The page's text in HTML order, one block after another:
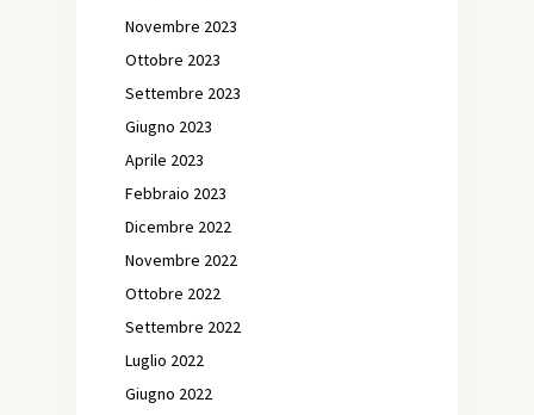
Novembre 2023
Ottobre 2023
Settembre 2023
Giugno 2023
Aprile 2023
Febbraio 2023
Dicembre 2022
Novembre 2022
Ottobre 2022
Settembre 2022
Luglio 2022
Giugno 2022